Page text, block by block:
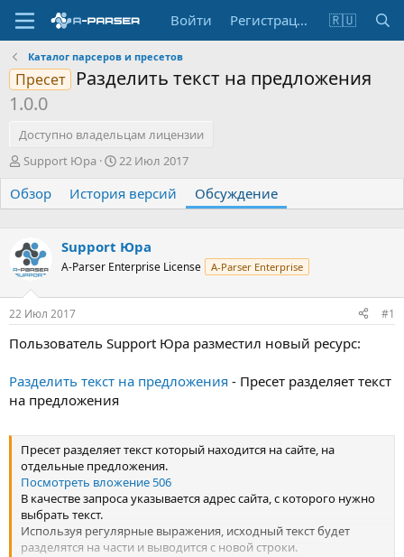
Войти Регистрация 🇷🇺
Каталог парсеров и пресетов
Пресет
Разделить текст на предложения
1.0.0
Доступно владельцам лицензии
А
т
о
т
е
м
ы
Support Юра
Д
т
а
а
а
22 Июл 2017
Обзор История версий Обсуждение
Support Юра
A-Parser Enterprise License A-Parser Enterprise
22 Июл 2017 #1
Пользователь Support Юра разместил новый ресурс:
Разделить текст на предложения - Пресет разделяет текст
на предложения
Пресет разделяет текст который находится на сайте, на
отдельные предложения.
Посмотреть вложение 506
В качестве запроса указывается адрес сайта, с которого нужно
выбрать текст.
Используя регулярные выражения, исходный текст будет
разделятся на части и выводится с новой строки.